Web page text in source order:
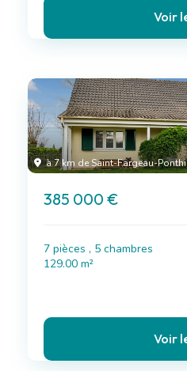
Voir
à 7 km de Saint-Fargeau-
385 000 €
7 pièces , 5 chambres
129.00 m²
Voir